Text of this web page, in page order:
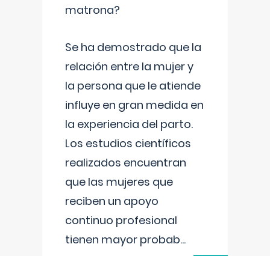
matrona?
Se ha demostrado que la
relación entre la mujer y
la persona que le atiende
influye en gran medida en
la experiencia del parto.
Los estudios científicos
realizados encuentran
que las mujeres que
reciben un apoyo
continuo profesional
tienen mayor probab...